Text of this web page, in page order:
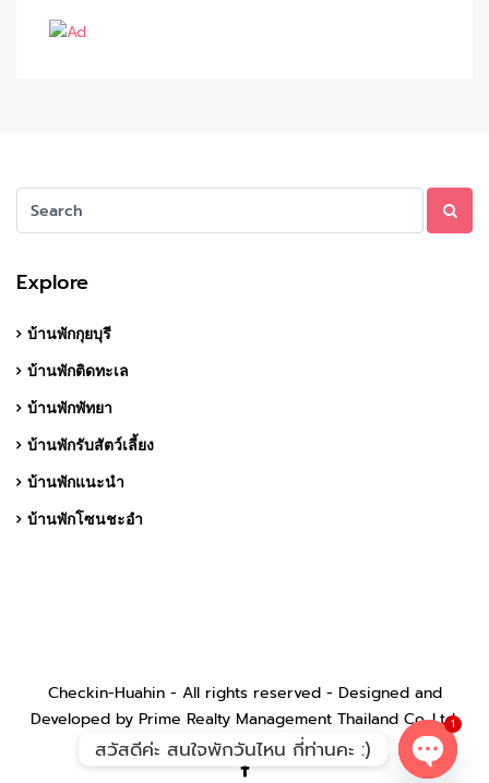
Explore
บ้านพักกุยบุรี
บ้านพักติดทะเล
บ้านพักพัทยา
บ้านพักรับสัตว์เลี้ยง
บ้านพักแนะนำ
บ้านพักโซนชะอำ
Checkin-Huahin - All rights reserved - Designed and
Developed by Prime Realty Management Thailand Co.,Ltd.
สวัสดีค่ะ สนใจพักวันไหน กี่ท่านคะ :)
1